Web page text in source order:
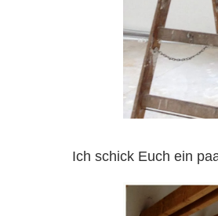
Ich schick Euch ein